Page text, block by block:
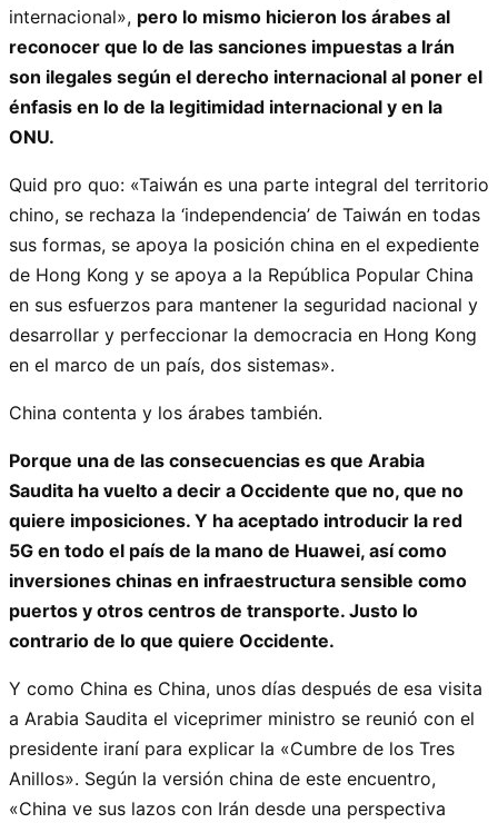
internacional», pero lo mismo hicieron los árabes al
reconocer que lo de las sanciones impuestas a Irán
son ilegales según el derecho internacional al poner el
énfasis en lo de la legitimidad internacional y en la
ONU.
Quid pro quo: «Taiwán es una parte integral del territorio
chino, se rechaza la ‘independencia’ de Taiwán en todas
sus formas, se apoya la posición china en el expediente
de Hong Kong y se apoya a la República Popular China
en sus esfuerzos para mantener la seguridad nacional y
desarrollar y perfeccionar la democracia en Hong Kong
en el marco de un país, dos sistemas».
China contenta y los árabes también.
Porque una de las consecuencias es que Arabia
Saudita ha vuelto a decir a Occidente que no, que no
quiere imposiciones. Y ha aceptado introducir la red
5G en todo el país de la mano de Huawei, así como
inversiones chinas en infraestructura sensible como
puertos y otros centros de transporte. Justo lo
contrario de lo que quiere Occidente.
Y como China es China, unos días después de esa visita
a Arabia Saudita el viceprimer ministro se reunió con el
presidente iraní para explicar la «Cumbre de los Tres
Anillos». Según la versión china de este encuentro,
«China ve sus lazos con Irán desde una perspectiva